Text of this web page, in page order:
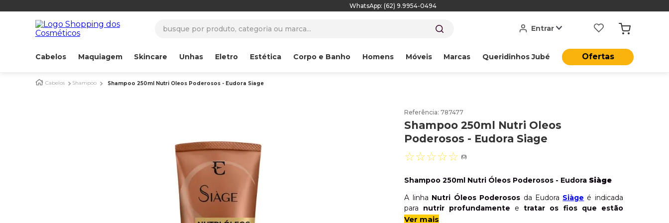
WhatsApp: (62) 9.9954-0494
Entrar
Cabelos Maquiagem Skincare Unhas Eletro Estética Corpo e Banho Homens Móveis Marcas Queridinhos Jubé Ofertas
Cabelos Shampoo Shampoo 250ml Nutri Oleos Poderosos - Eudora Siage
Referência:787477
Shampoo 250ml Nutri Oleos
Poderosos - Eudora Siage
☆☆☆☆☆ (0)
Shampoo 250ml Nutri Óleos Poderosos - Eudora Siàge
A linha Nutri Óleos Poderosos da Eudora Siàge é indicada
para nutrir profundamente etratar os fios que estão
rígidos e superelásticos
Ver mais